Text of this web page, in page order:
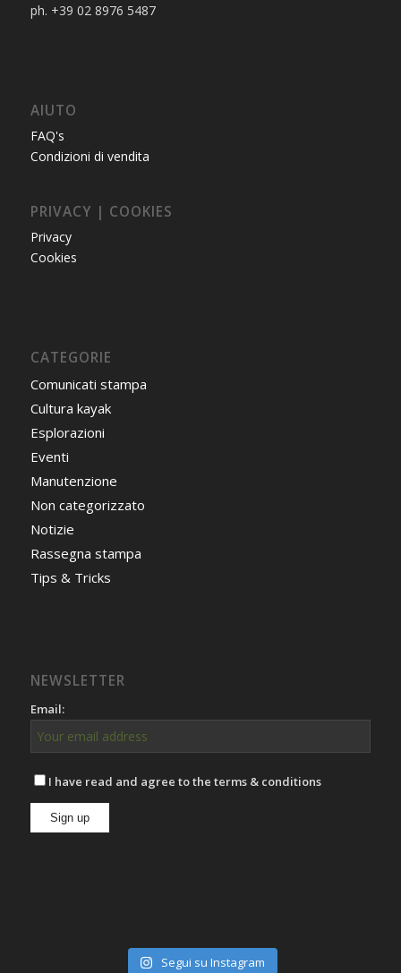
ph. +39 02 8976 5487
AIUTO
FAQ's
Condizioni di vendita
PRIVACY | COOKIES
Privacy
Cookies
CATEGORIE
Comunicati stampa
Cultura kayak
Esplorazioni
Eventi
Manutenzione
Non categorizzato
Notizie
Rassegna stampa
Tips & Tricks
NEWSLETTER
Email:
I have read and agree to the terms & conditions
Segui su Instagram